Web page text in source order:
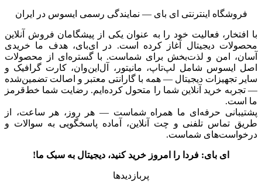
فروشگاه اینترنتی ای‌ بای — نمایندگی رسمی ایسوس در ایران
با افتخار، فعالیت خود را به عنوان یکی از پیشگامان فروش آنلاین
محصولات دیجیتال آغاز کرده است. در ای‌بای، هدف ما خریدی
آسان، امن و لذت‌بخش برای شماست. با گستره‌ای از محصولات
اصل ایسوس شامل لپ‌تاپ، مانیتور، آل‌این‌وان، کارت گرافیک و
سایر تجهیزات دیجیتال — همه با گارانتی معتبر و اصالت تضمین‌شده
— تجربه خرید آنلاین شما را متحول کرده‌ایم. رضایت شما خط‌قرمز
ما است.
پشتیبانی حرفه‌ای ما همراه شماست — هر روز، هر ساعت، از
طریق تماس تلفنی و چت آنلاین، آماده پاسخگویی به سوالات و
درخواست‌های شماست.
ای بای: فردا را امروز خرید کنید، دیجیتال به سبک ما!
پربازدیدها